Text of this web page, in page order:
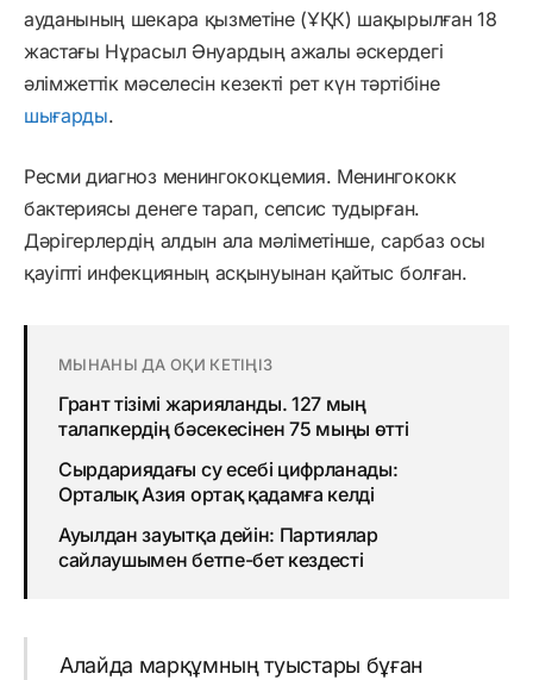
ауданының шекара қызметіне (ҰҚК) шақырылған 18
жастағы Нұрасыл Әнуардың ажалы әскердегі
әлімжеттік мәселесін кезекті рет күн тәртібіне
шығарды.
Ресми диагноз менингококцемия. Менингококк
бактериясы денеге тарап, сепсис тудырған.
Дәрігерлердің алдын ала мәліметінше, сарбаз осы
қауіпті инфекцияның асқынуынан қайтыс болған.
МЫНАНЫ ДА ОҚИ КЕТІҢІЗ
Грант тізімі жарияланды. 127 мың
талапкердің бәсекесінен 75 мыңы өтті
Сырдариядағы су есебі цифрланады:
Орталық Азия ортақ қадамға келді
Ауылдан зауытқа дейін: Партиялар
сайлаушымен бетпе-бет кездесті
Алайда марқұмның туыстары бұған